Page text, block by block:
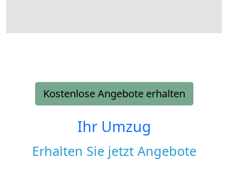
Kostenlose Angebote erhalten
Ihr Umzug
Erhalten Sie jetzt Angebote